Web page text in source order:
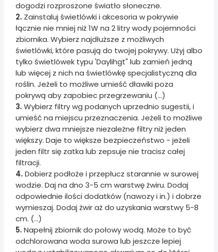
dogodzi rozproszone światło słoneczne.
2. Zainstaluj świetlówki i akcesoria w pokrywie
łącznie nie mniej niż 1W na 2 litry wody pojemności
zbiornika. Wybierz najdłuższe z możliwych
świetlówki, które pasują do twojej pokrywy. Użyj albo
tylko świetlówek typu 'Daylihgt" lub zamień jedną
lub więcej z nich na świetlówkę specjalistyczną dla
roślin. Jeżeli to możliwe umieść dławiki poza
pokrywą aby zapobiec przegrzewaniu (...)
3. Wybierz filtry wg podanych uprzednio sugestii, i
umieść na miejscu przeznaczenia. Jeżeli to możliwe
wybierz dwa mniejsze niezależne filtry niż jeden
większy. Daje to większe bezpieczeństwo - jeżeli
jeden filtr się zatka lub zepsuje nie tracisz całej
filtracji.
4. Dobierz podłoże i przepłucz starannie w surowej
wodzie. Daj na dno 3-5 cm warstwę żwiru. Dodaj
odpowiednie ilości dodatków (nawozy i in.) i dobrze
wymieszaj. Dodaj żwir aż do uzyskania warstwy 5-8
cm. (...)
5. Napełnij zbiornik do połowy wodą. Może to być
odchlorowana woda surowa lub jeszcze lepiej